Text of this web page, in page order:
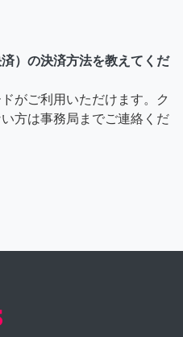
）の決済方法を教えてくだ
がご利用いただけます。ク
方は事務局までご連絡くだ